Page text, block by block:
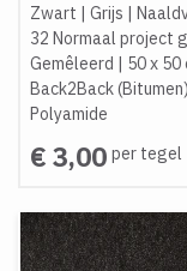
Zwart | Grijs |
32 Normaal project
Gemêleerd | 50 x 50
Back2Back (Bitumen)
Polyamide
€ 3,00 per tegel